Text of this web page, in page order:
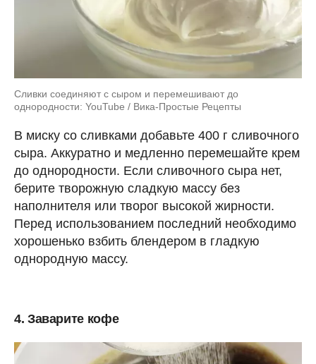
Сливки соединяют с сыром и перемешивают до
однородности: YouTube / Вика-Простые Рецепты
В миску со сливками добавьте 400 г сливочного
сыра. Аккуратно и медленно перемешайте крем
до однородности. Если сливочного сыра нет,
берите творожную сладкую массу без
наполнителя или творог высокой жирности.
Перед использованием последний необходимо
хорошенько взбить блендером в гладкую
однородную массу.
4. Заварите кофе